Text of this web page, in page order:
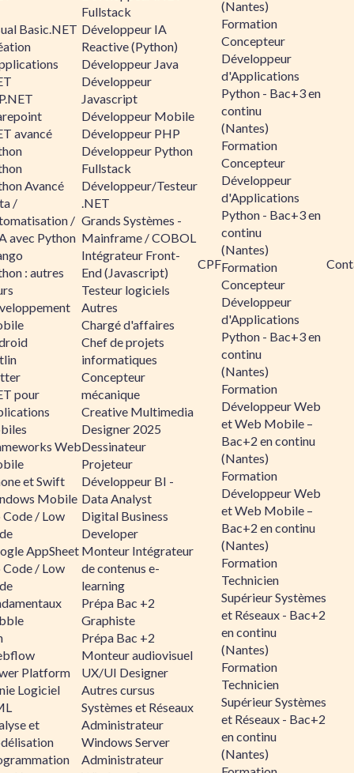
Basic.NET
avancé
Avancé
/
/
avec Python
: autres
pour
Web
et Swift
Mobile
/ Low
AppSheet
/ Low
Platform
Logiciel
et
Fullstack
Développeur IA
Reactive (Python)
Développeur Java
Développeur
Javascript
Développeur Mobile
Développeur PHP
Développeur Python
Fullstack
Développeur/Testeur
.NET
Grands Systèmes -
Mainframe / COBOL
Intégrateur Front-
End (Javascript)
Testeur logiciels
Autres
Chargé d'affaires
Chef de projets
informatiques
Concepteur
mécanique
Creative Multimedia
Designer 2025
Dessinateur
Projeteur
Développeur BI -
Data Analyst
Digital Business
Developer
Monteur Intégrateur
de contenus e-
learning
Prépa Bac +2
Graphiste
Prépa Bac +2
Monteur audiovisuel
UX/UI Designer
Autres cursus
Systèmes et Réseaux
Administrateur
Windows Server
Administrateur
CPF
(Nantes)
Formation
Concepteur
Développeur
d'Applications
Python - Bac+3 en
continu
(Nantes)
Formation
Concepteur
Développeur
d'Applications
Python - Bac+3 en
continu
(Nantes)
Formation
Concepteur
Développeur
d'Applications
Python - Bac+3 en
continu
(Nantes)
Formation
Développeur Web
et Web Mobile –
Bac+2 en continu
(Nantes)
Formation
Développeur Web
et Web Mobile –
Bac+2 en continu
(Nantes)
Formation
Technicien
Supérieur Systèmes
et Réseaux - Bac+2
en continu
(Nantes)
Formation
Technicien
Supérieur Systèmes
et Réseaux - Bac+2
en continu
(Nantes)